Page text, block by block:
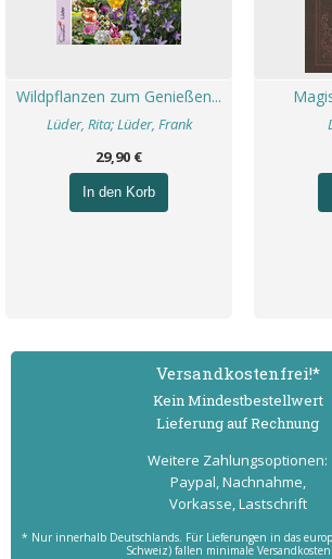
Wildpflanzen zum Genießen...
Lüder, Rita; Lüder, Frank
29,90 €
In den Korb
Versand­kostenfrei!*
Kein Mindest­bestell­wert
Lieferung auf Rechnung
Weitere Zahlungs­optionen:
Paypal, Nachnahme,
Vorkasse, Lastschrift
* Nur innerhalb Deutschlands. Für Lieferungen in das
Schweiz) fallen minimale